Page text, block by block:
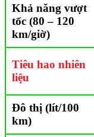
Khả năng vượt
tốc (80 – 120
km/giờ)
Tiêu hao nhiên
liệu
Đô thị (lít/100
km)